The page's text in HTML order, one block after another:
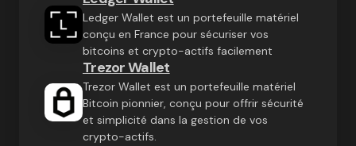
Ledger Wallet est un portefeuille matériel
conçu en France pour sécuriser vos
bitcoins et crypto-actifs facilement
Trezor Wallet
Trezor Wallet est un portefeuille matériel
Bitcoin pionnier, conçu pour offrir sécurité
et simplicité dans la gestion de vos
crypto-actifs.